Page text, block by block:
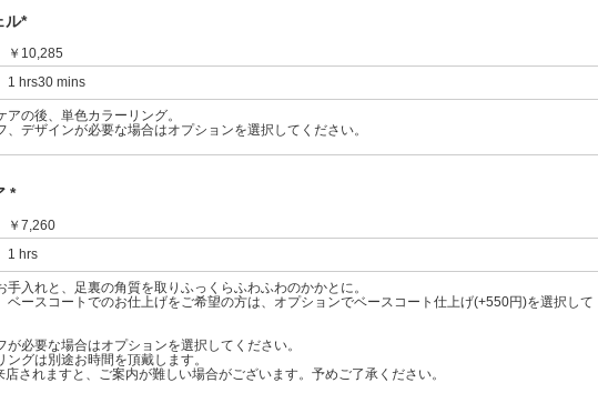
ル*
￥10,285
1 hrs30 mins
アの後、単色カラーリング。
デザインが必要な場合はオプションを選択してください。
*
￥7,260
1 hrs
手入れと、足裏の角質を取りふっくらふわふわのかかとに。
ベースコートでのお仕上げをご希望の方は、オプションでベースコート仕上げ(+550円)を選択して
必要な場合はオプションを選択してください。
グは別途お時間を頂戴します。
店されますと、ご案内が難しい場合がございます。予めご了承ください。